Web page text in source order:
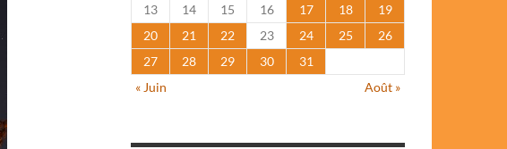
13
14 15 16 17 18
19
20
21 22 23 24 25
26
27
28 29 30
31
« Juin
Août »